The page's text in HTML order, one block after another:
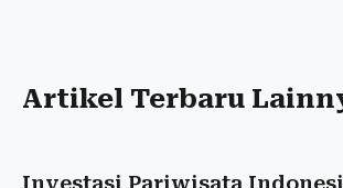
Artikel Terbaru